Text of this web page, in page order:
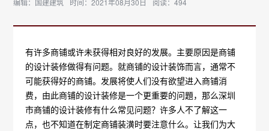
编辑：国建建筑 时间：2021年08月30日 阅读：494
有许多商铺或许未获得相对良好的发展。主要原因是商铺
的设计装修做得有问题。就商铺的设计装饰而言，通常不
可能获得好的商铺。发展将使人们没有欲望进入商铺消
费，由此商铺的设计装修是一个更重要的问題，那么深圳
市商铺的设计装修有什么常见问题？许多人不了解这一
点，也不知道在制定商铺装潢时要注意什么。让我们为大